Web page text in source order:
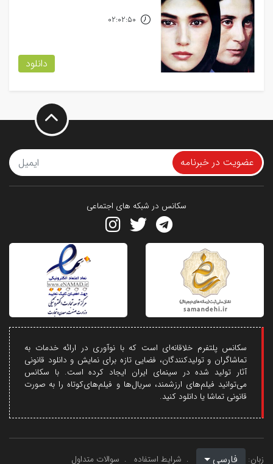
دانلود
02:02:50
عضویت در خبرنامه
سکانس در شبکه های اجتماعی
سکانس پلتفرم خلاقانه‌ای است که با نوآوری در ارائه خدمات به
تماشاگران و تولیدکنندگان، فضایی تازه برای نمایش و دانلود قانونی
آثار تولید شده در سینمای ایران ایجاد کرده است. با سکانس
می‌توانید فیلم‌های ارزشمند، سریال‌ها و فیلم‌های‌کوتاه را به صورت
قانونی تماشا یا دانلود کنید.
زبان: فارسی شرایط استفاده سوالات متداول